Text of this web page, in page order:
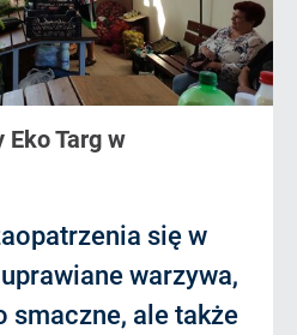
Targ w
się w
warzywa,
smaczne, ale także